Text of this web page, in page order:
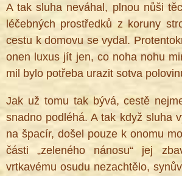
A tak sluha neváhal, plnou nůši
léčebných prostředků z koruny
cestu k domovu se vydal.
onen luxus jít jen, co noha nohu
mil bylo potřeba urazit sotva
Jak už tomu tak bývá, cestě
snadno podléhá. A tak když sluha
na špacír, došel pouze k onomu
části „zeleného nánosu“ jej
vrtkavému osudu nezachtělo,